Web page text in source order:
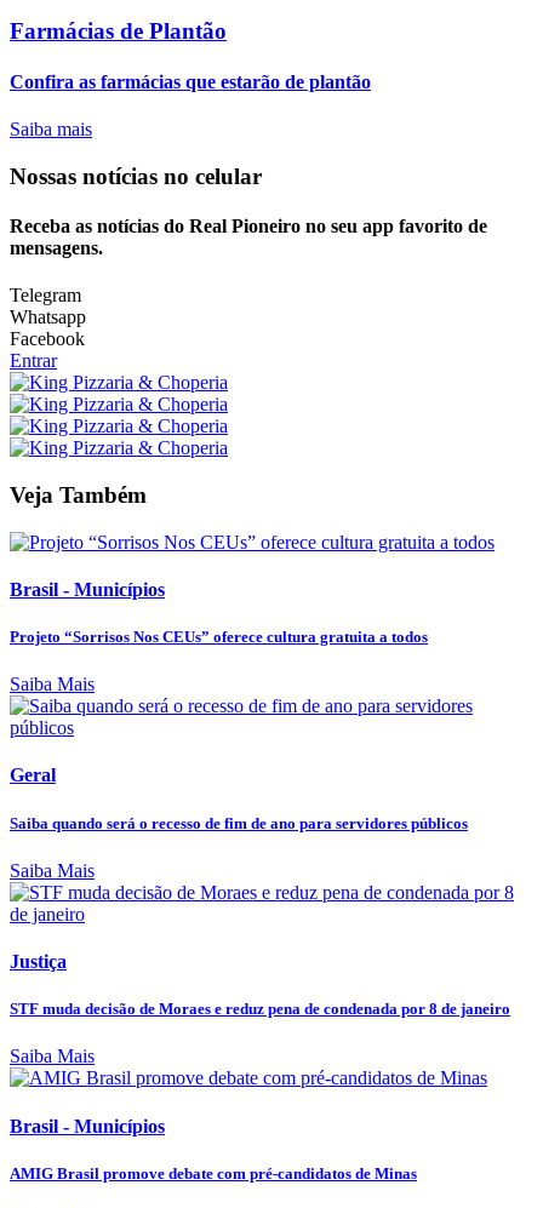
Farmácias de Plantão
Confira as farmácias que estarão de plantão
Saiba mais
Nossas notícias no celular
Receba as notícias do Real Pioneiro no seu app favorito de
mensagens.
Telegram
Whatsapp
Facebook
Entrar
Veja Também
Brasil - Municípios
Projeto “Sorrisos Nos CEUs” oferece cultura gratuita a todos
Saiba Mais
Geral
Saiba quando será o recesso de fim de ano para servidores públicos
Saiba Mais
Justiça
STF muda decisão de Moraes e reduz pena de condenada por 8 de janeiro
Saiba Mais
Brasil - Municípios
AMIG Brasil promove debate com pré-candidatos de Minas